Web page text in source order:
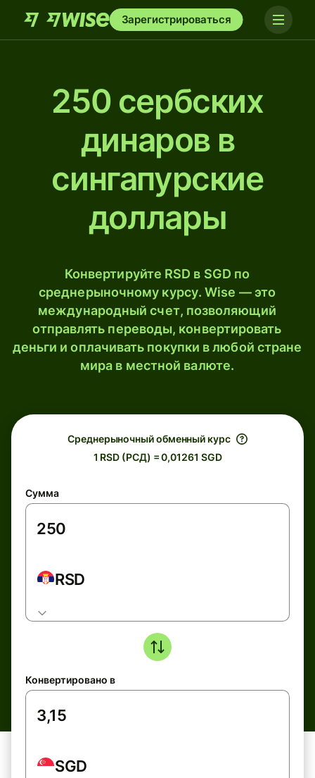
Зарегистрироваться
250 сербских
динаров в
сингапурские
доллары
Конвертируйте RSD в SGD по
среднерыночному курсу. Wise — это
международный счет, позволяющий
отправлять переводы, конвертировать
деньги и оплачивать покупки в любой стране
мира в местной валюте.
Среднерыночный обменный курс
1 RSD (РСД) = 0,01261 SGD
Сумма
RSD
Конвертировано в
SGD